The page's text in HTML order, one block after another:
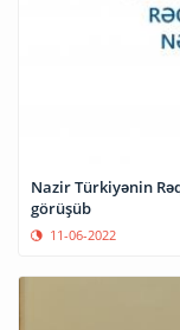
Nazir Türkiyənin
görüşüb
11-06-2022